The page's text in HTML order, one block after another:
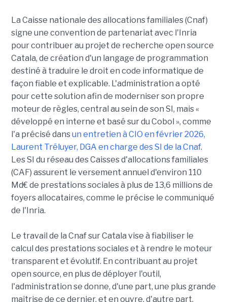
La Caisse nationale des allocations familiales (Cnaf)
signe une convention de partenariat avec l'Inria
pour contribuer au projet de recherche open source
Catala, de création d'un langage de programmation
destiné à traduire le droit en code informatique de
façon fiable et explicable. L'administration a opté
pour cette solution afin de moderniser son propre
moteur de règles, central au sein de son SI, mais «
développé en interne et basé sur du Cobol », comme
l'a précisé dansun entretien à CIO en février 2026,
Laurent Tréluyer, DGA en charge des SI de la Cnaf.
Les SI du réseau des Caisses d'allocations familiales
(CAF) assurent le versement annuel d'environ 110
Md€ de prestations sociales à plus de 13,6 millions de
foyers allocataires, comme le précise le communiqué
de l'Inria.
Le travail de la Cnaf sur Catala vise à fiabiliser le
calcul des prestations sociales et à rendre le moteur
transparent et évolutif. En contribuant au projet
open source, en plus de déployer l'outil,
l'administration se donne, d'une part, une plus grande
maîtrise de ce dernier, et en ouvre, d'autre part,